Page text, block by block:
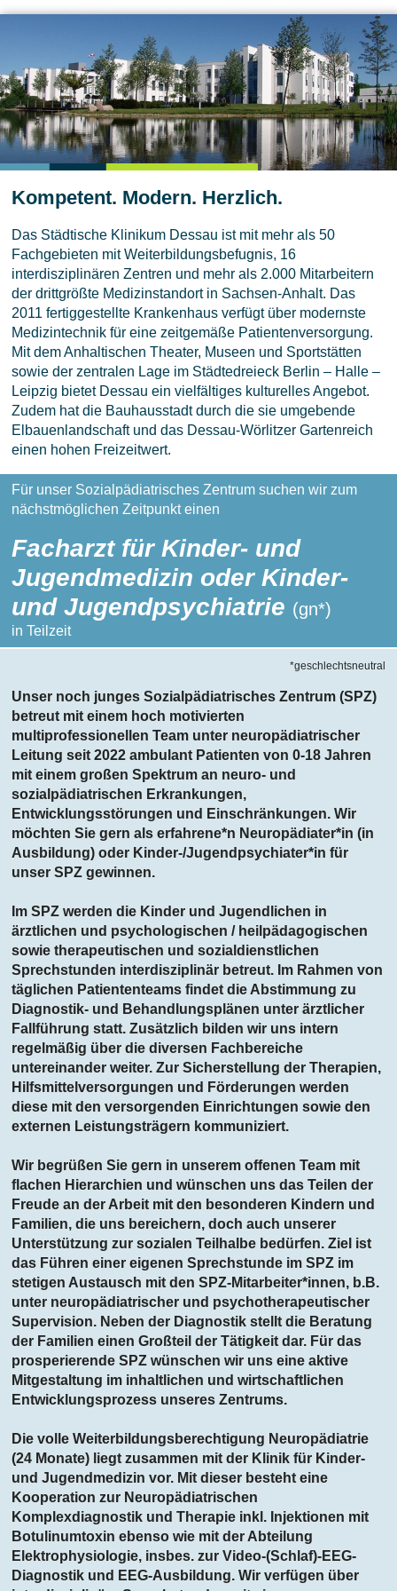
Kompetent. Modern. Herzlich.
Das Städtische Klinikum Dessau ist mit mehr als 50
Fachgebieten mit Weiterbildungsbefugnis, 16
interdisziplinären Zentren und mehr als 2.000 Mitarbeitern
der drittgrößte Medizinstandort in Sachsen-Anhalt. Das
2011 fertiggestellte Krankenhaus verfügt über modernste
Medizintechnik für eine zeitgemäße Patientenversorgung.
Mit dem Anhaltischen Theater, Museen und Sportstätten
sowie der zentralen Lage im Städtedreieck Berlin – Halle –
Leipzig bietet Dessau ein vielfältiges kulturelles Angebot.
Zudem hat die Bauhausstadt durch die sie umgebende
Elbauenlandschaft und das Dessau-Wörlitzer Gartenreich
einen hohen Freizeitwert.
Für unser Sozialpädiatrisches Zentrum suchen wir zum
nächstmöglichen Zeitpunkt einen
Facharzt für Kinder- und
Jugendmedizin oder Kinder-
und Jugendpsychiatrie (gn*)
in Teilzeit
*geschlechtsneutral
Unser noch junges Sozialpädiatrisches Zentrum (SPZ)
betreut mit einem hoch motivierten
multiprofessionellen Team unter neuropädiatrischer
Leitung seit 2022 ambulant Patienten von 0-18 Jahren
mit einem großen Spektrum an neuro- und
sozialpädiatrischen Erkrankungen,
Entwicklungsstörungen und Einschränkungen. Wir
möchten Sie gern als erfahrene*n Neuropädiater*in (in
Ausbildung) oder Kinder-/Jugendpsychiater*in für
unser SPZ gewinnen.
Im SPZ werden die Kinder und Jugendlichen in
ärztlichen und psychologischen / heilpädagogischen
sowie therapeutischen und sozialdienstlichen
Sprechstunden interdisziplinär betreut. Im Rahmen von
täglichen Patiententeams findet die Abstimmung zu
Diagnostik- und Behandlungsplänen unter ärztlicher
Fallführung statt. Zusätzlich bilden wir uns intern
regelmäßig über die diversen Fachbereiche
untereinander weiter. Zur Sicherstellung der Therapien,
Hilfsmittelversorgungen und Förderungen werden
diese mit den versorgenden Einrichtungen sowie den
externen Leistungsträgern kommuniziert.
Wir begrüßen Sie gern in unserem offenen Team mit
flachen Hierarchien und wünschen uns das Teilen der
Freude an der Arbeit mit den besonderen Kindern und
Familien, die uns bereichern, doch auch unserer
Unterstützung zur sozialen Teilhalbe bedürfen. Ziel ist
das Führen einer eigenen Sprechstunde im SPZ im
stetigen Austausch mit den SPZ-Mitarbeiter*innen, b.B.
unter neuropädiatrischer und psychotherapeutischer
Supervision. Neben der Diagnostik stellt die Beratung
der Familien einen Großteil der Tätigkeit dar. Für das
prosperierende SPZ wünschen wir uns eine aktive
Mitgestaltung im inhaltlichen und wirtschaftlichen
Entwicklungsprozess unseres Zentrums.
Die volle Weiterbildungsberechtigung Neuropädiatrie
(24 Monate) liegt zusammen mit der Klinik für Kinder-
und Jugendmedizin vor. Mit dieser besteht eine
Kooperation zur Neuropädiatrischen
Komplexdiagnostik und Therapie inkl. Injektionen mit
Botulinumtoxin ebenso wie mit der Abteilung
Elektrophysiologie, insbes. zur Video-(Schlaf)-EEG-
Diagnostik und EEG-Ausbildung. Wir verfügen über